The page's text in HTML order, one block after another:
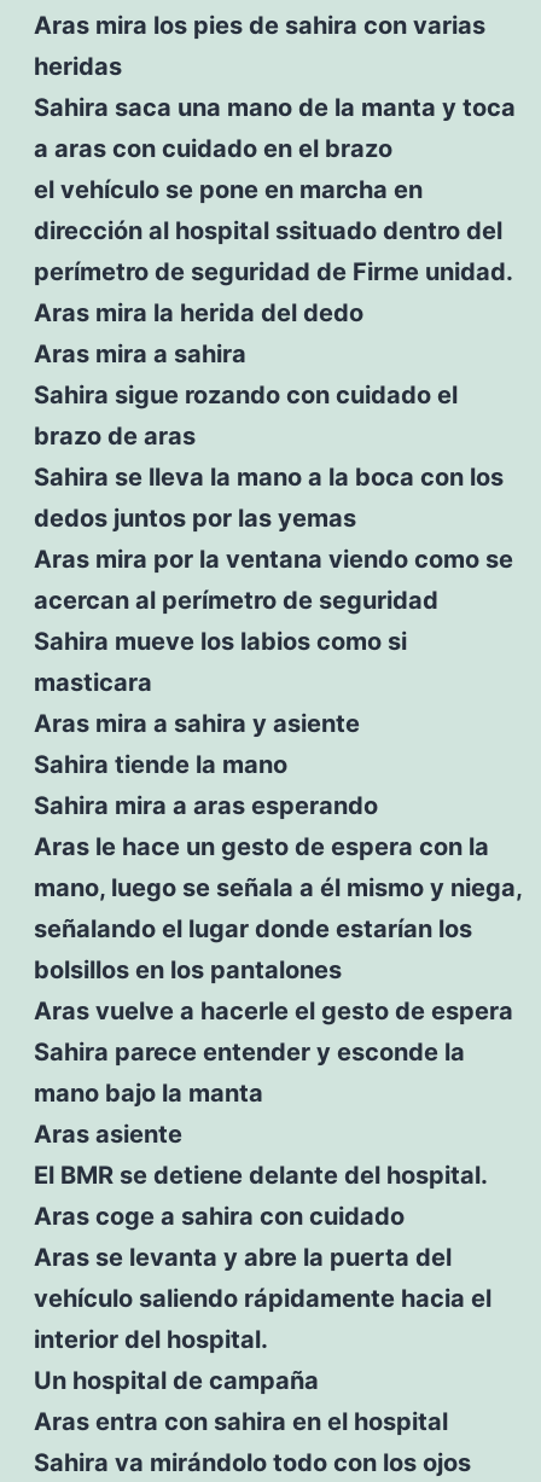
Aras mira los pies de sahira con varias
heridas
Sahira saca una mano de la manta y toca
a aras con cuidado en el brazo
el vehículo se pone en marcha en
dirección al hospital ssituado dentro del
perímetro de seguridad de Firme unidad.
Aras mira la herida del dedo
Aras mira a sahira
Sahira sigue rozando con cuidado el
brazo de aras
Sahira se lleva la mano a la boca con los
dedos juntos por las yemas
Aras mira por la ventana viendo como se
acercan al perímetro de seguridad
Sahira mueve los labios como si
masticara
Aras mira a sahira y asiente
Sahira tiende la mano
Sahira mira a aras esperando
Aras le hace un gesto de espera con la
mano, luego se señala a él mismo y niega,
señalando el lugar donde estarían los
bolsillos en los pantalones
Aras vuelve a hacerle el gesto de espera
Sahira parece entender y esconde la
mano bajo la manta
Aras asiente
El BMR se detiene delante del hospital.
Aras coge a sahira con cuidado
Aras se levanta y abre la puerta del
vehículo saliendo rápidamente hacia el
interior del hospital.
Un hospital de campaña
Aras entra con sahira en el hospital
Sahira va mirándolo todo con los ojos